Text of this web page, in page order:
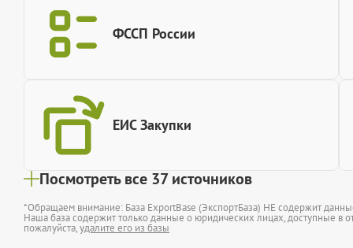
ФССП России
ЕИС Закупки
Посмотреть все 37 источников
*Обращаем внимание: База ExportBase (ЭкспортБаза) НЕ содержит
Наша база содержит только данные о юридических лицах, доступные в
пожалуйста,удалите его из базы